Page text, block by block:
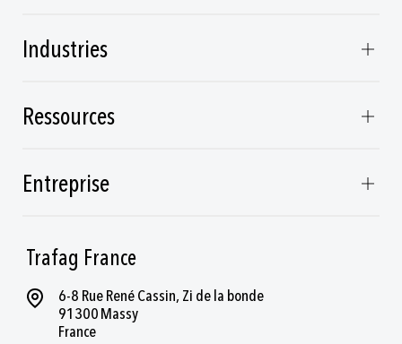
Trafag France
6-8 Rue René Cassin, Zi de la bonde
91300 Massy
France
Industries
Ressources
Entreprise